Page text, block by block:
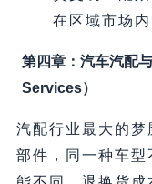
在区域市场
第四章：汽车汽配
Services）
汽配行业最大的梦
部件，同一种车